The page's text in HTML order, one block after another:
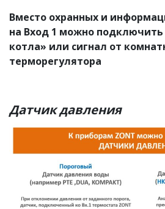
Вместо охранных и
на Вход 1 можно подключить
котла» или сигнал от
терморегулятора
Датчик давления